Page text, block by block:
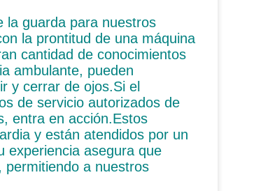
la guarda para nuestros
la prontitud de una máquina
cantidad de conocimientos
ambulante, pueden
y cerrar de ojos.Si el
de servicio autorizados de
entra en acción.Estos
y están atendidos por un
experiencia asegura que
permitiendo a nuestros